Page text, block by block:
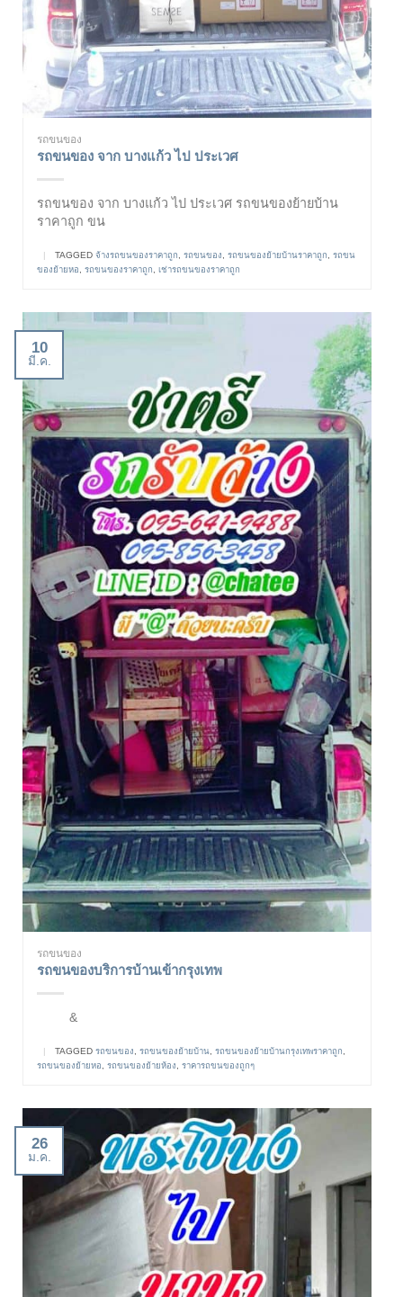
รถขนของ
รถขนของ จาก บางแก้ว ไป ประเวศ
รถขนของ จาก บางแก้ว ไป ประเวศ รถขนของย้ายบ้าน
ราคาถูก ขน
| TAGGED จ้างรถขนของราคาถูก รถขนของ รถขนของย้ายบ้านราคาถูก
รถขน
ของย้ายหอ
รถขนของราคาถูก เช่ารถขนของราคาถูก
10
มี.ค.
รถขนของ
รถขนของบริการบ้านเข้ากรุงเทพ
&
TAGGED รถขนของ, รถขนของย้ายบ้าน, รถขนของย้ายบ้านกรุงเทพราคาถูก,
รถขนของย้ายหอ, รถขนของย้ายห้อง, ราคารถขนของถูกๆ
26
ม.ค.